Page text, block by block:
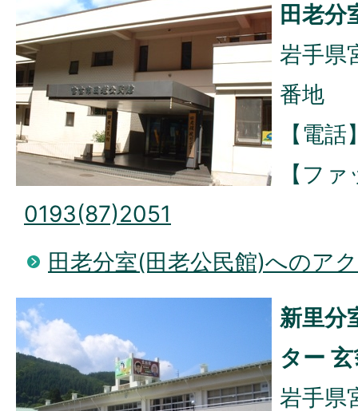
田老分
岩手県
番地
【電話
【フ
0193(87)2051
田老分室(田老公民館)へのア
新里分
ター
岩手県